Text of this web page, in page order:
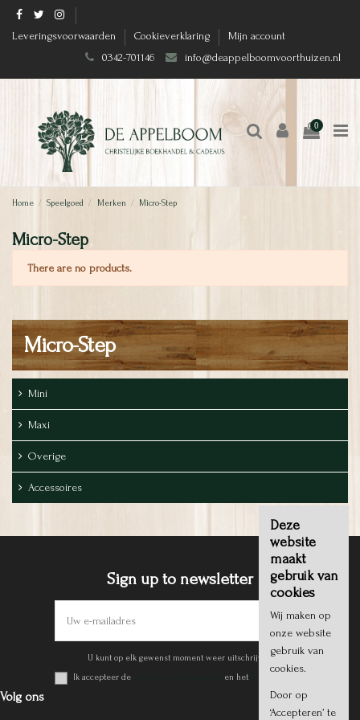
Leveringsvoorwaarden Cookieverklaring
Mijn account
0342-701146
info@deappelboomvoorthuizen.nl
0
Home Speelgoed Merken Micro-Step
Micro-Step
There are no products.
Micro-Step
Mini
Maxi
Overige
Accessoires
Sign up to newsletter
U kunt op elk gewenst moment weer uitschrijven.
Ik accepteer de
en het
Volg ons
Deze
website
maakt
gebruik van
cookies
Wij maken op
onze website
gebruik van
cookies.
Door op
‘Accepteren’ te